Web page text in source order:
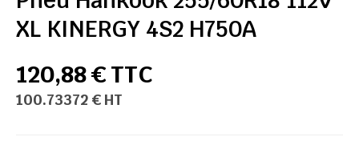
XL KINERGY 4S2 H750A
120,88 € TTC
100.73372 € HT